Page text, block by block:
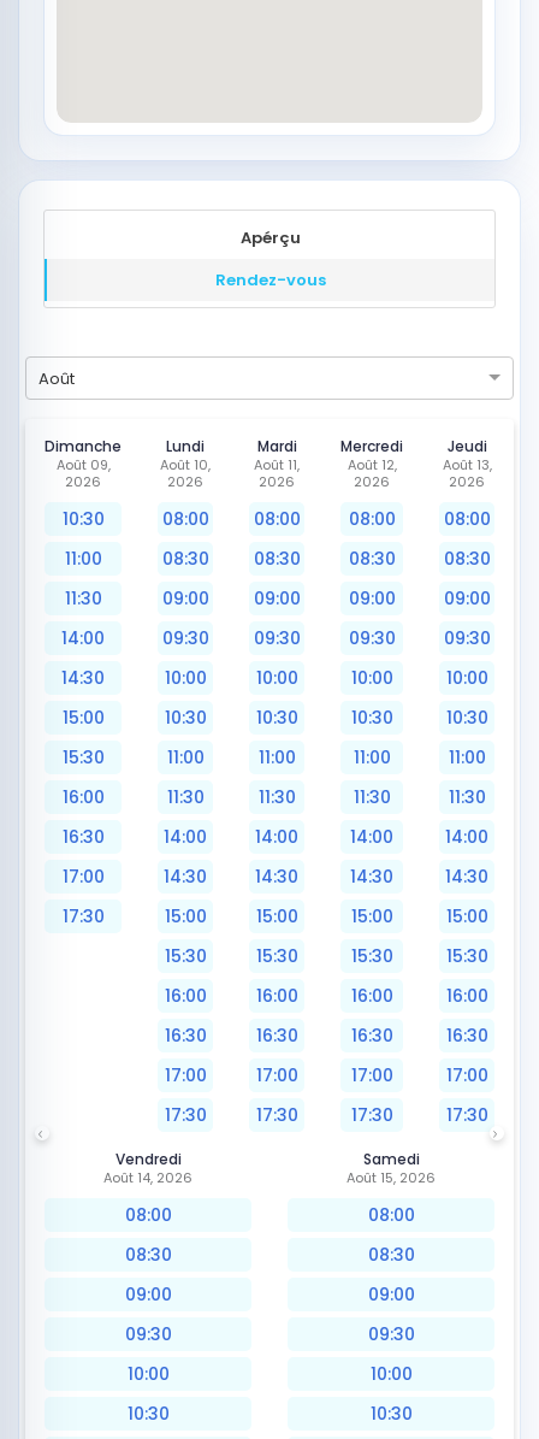
Apérçu
Rendez-vous
Août
Dimanche
Août 09,
2026
10:30
11:00
11:30
14:00
14:30
15:00
15:30
16:00
16:30
17:00
17:30
Lundi
Août 10,
2026
08:00
08:30
09:00
09:30
10:00
10:30
11:00
11:30
14:00
14:30
15:00
15:30
16:00
16:30
17:00
17:30
Mardi
Août 11,
2026
08:00
08:30
09:00
09:30
10:00
10:30
11:00
11:30
14:00
14:30
15:00
15:30
16:00
16:30
17:00
17:30
Mercredi
Août 12,
2026
08:00
08:30
09:00
09:30
10:00
10:30
11:00
11:30
14:00
14:30
15:00
15:30
16:00
16:30
17:00
17:30
Jeudi
Août 13,
2026
08:00
08:30
09:00
09:30
10:00
10:30
11:00
11:30
14:00
14:30
15:00
15:30
16:00
16:30
17:00
17:30
Vendredi
Août 14, 2026
08:00
08:30
09:00
09:30
10:00
10:30
Samedi
Août 15, 2026
08:00
08:30
09:00
09:30
10:00
10:30